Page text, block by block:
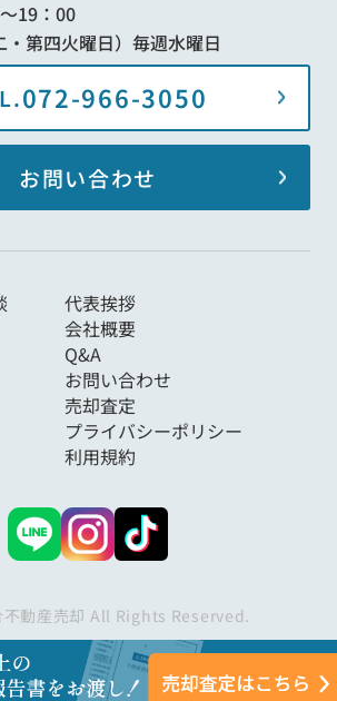
19：00
第四火曜日）毎週水曜日
072-966-3050
お問い合わせ
代表挨拶
会社概要
Q&A
お問い合わせ
売却査定
プライバシーポリシー
利用規約
不動産売却 All Rights Reserved.